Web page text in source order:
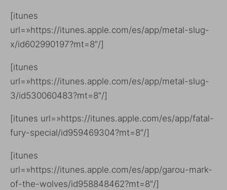
[itunes
url=»https://itunes.apple.com/es/app/metal-slug-
x/id602990197?mt=8″/]
[itunes
url=»https://itunes.apple.com/es/app/metal-slug-
3/id530060483?mt=8″/]
[itunes url=»https://itunes.apple.com/es/app/fatal-
fury-special/id959469304?mt=8″/]
[itunes
url=»https://itunes.apple.com/es/app/garou-mark-
of-the-wolves/id958848462?mt=8″/]